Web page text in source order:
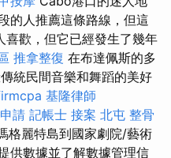
的人推薦這條路線，但這
喜歡，但它已經發生了幾年
推拿整復 在布達佩斯的多
統民間音樂和舞蹈的美好
基隆律師
請 記帳士 接案 北屯 整骨
格麗特島到國家劇院/藝術
供數據並了解數據管理信